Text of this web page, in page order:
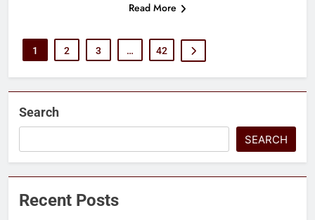
Read More
1 2 3 … 42
Search
SEARCH
Recent Posts